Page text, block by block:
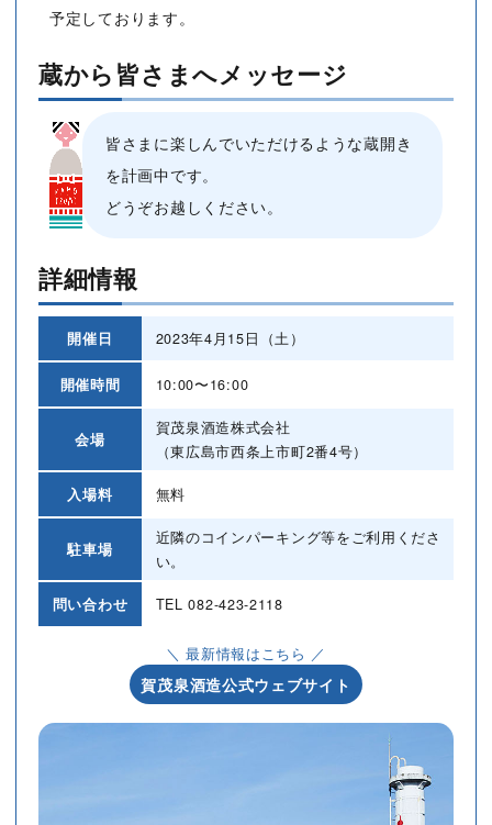
予定しております。
蔵から皆さまへメッセージ
皆さまに楽しんでいただけるような蔵開き
を計画中です。
どうぞお越しください。
詳細情報
開催日 2023年4月15日（土）
開催時間 10:00〜16:00
会場
賀茂泉酒造株式会社
（東広島市西条上市町2番4号）
入場料 無料
駐車場
近隣のコインパーキング等をご利用くださ
い。
問い合わせ TEL082-423-2118
＼ 最新情報はこちら ／
賀茂泉酒造公式ウェブサイト